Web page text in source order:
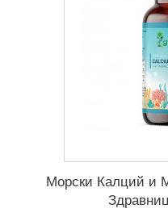
Морски Калций и